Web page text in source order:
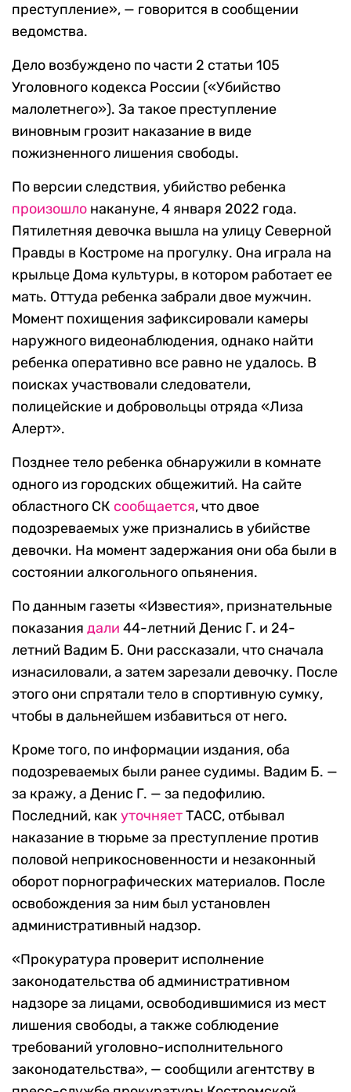
преступление», — говорится в сообщении
ведомства.
Дело возбуждено по части 2 статьи 105
Уголовного кодекса России («Убийство
малолетнего»). За такое преступление
виновным грозит наказание в виде
пожизненного лишения свободы.
По версии следствия, убийство ребенка
произошло накануне, 4 января 2022 года.
Пятилетняя девочка вышла на улицу Северной
Правды в Костроме на прогулку. Она играла на
крыльце Дома культуры, в котором работает ее
мать. Оттуда ребенка забрали двое мужчин.
Момент похищения зафиксировали камеры
наружного видеонаблюдения, однако найти
ребенка оперативно все равно не удалось. В
поисках участвовали следователи,
полицейские и добровольцы отряда «Лиза
Алерт».
Позднее тело ребенка обнаружили в комнате
одного из городских общежитий. На сайте
областного СК сообщается, что двое
подозреваемых уже признались в убийстве
девочки. На момент задержания они оба были в
состоянии алкогольного опьянения.
По данным газеты «Известия», признательные
показания дали 44-летний Денис Г. и 24-
летний Вадим Б. Они рассказали, что сначала
изнасиловали, а затем зарезали девочку. После
этого они спрятали тело в спортивную сумку,
чтобы в дальнейшем избавиться от него.
Кроме того, по информации издания, оба
подозреваемых были ранее судимы. Вадим Б. —
за кражу, а Денис Г. — за педофилию.
Последний, какуточняетТАСС, отбывал
наказание в тюрьме за преступление против
половой неприкосновенности и незаконный
оборот порнографических материалов. После
освобождения за ним был установлен
административный надзор.
«Прокуратура проверит исполнение
законодательства об административном
надзоре за лицами, освободившимися из мест
лишения свободы, а также соблюдение
требований уголовно-исполнительного
законодательства», — сообщили агентству в